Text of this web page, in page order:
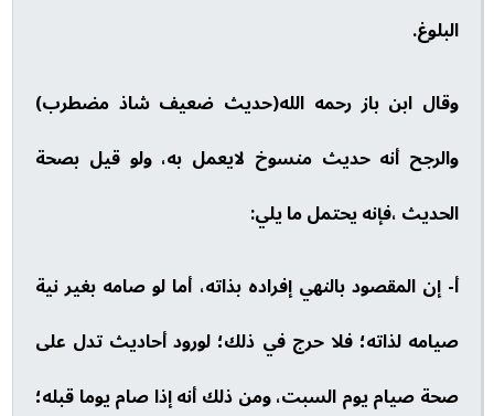
البلوغ.
وقال ابن باز رحمه الله(حديث ضعيف شاذ مضطرب)
والرجح أنه حديث منسوخ لايعمل به، ولو قيل بصحة
الحديث ،فإنه يحتمل ما يلي:
أ- إن المقصود بالنهي إفراده بذاته، أما لو صامه بغير نية
صيامه لذاته؛ فلا حرج في ذلك؛ لورود أحاديث تدل على
صحة صيام يوم السبت، ومن ذلك أنه إذا صام يوما قبله؛